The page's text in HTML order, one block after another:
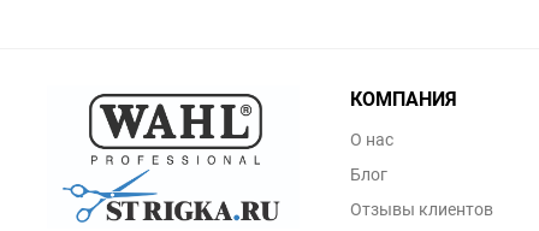
КОМПАНИЯ
О нас
Блог
Отзывы клиентов